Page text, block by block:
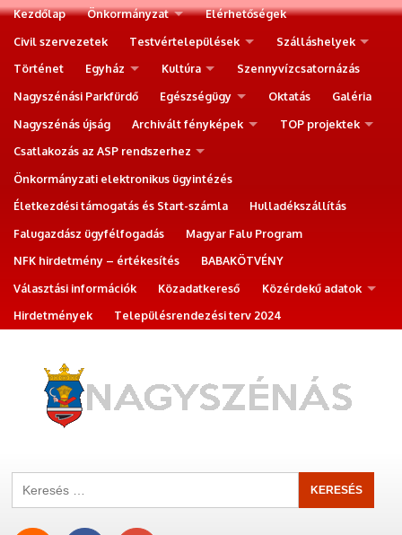
Kezdőlap Önkormányzat
Elérhetőségek
Civil szervezetek
Testvértelepülések
Szálláshelyek
Történet
Egyház Kultúra
Szennyvízcsatornázás
Nagyszénási Parkfürdő
Egészségügy Oktatás
Galéria
Nagyszénás újság
Archivált fényképek
TOP projektek
Csatlakozás az ASP rendszerhez
Önkormányzati elektronikus ügyintézés
Életkezdési támogatás és Start-számla
Hulladékszállítás
Falugazdász ügyfélfogadás
Magyar Falu Program
NFK hirdetmény – értékesítés
BABAKÖTVÉNY
Választási információk
Közadatkereső
Közérdekű adatok
Hirdetmények
Településrendezési terv 2024